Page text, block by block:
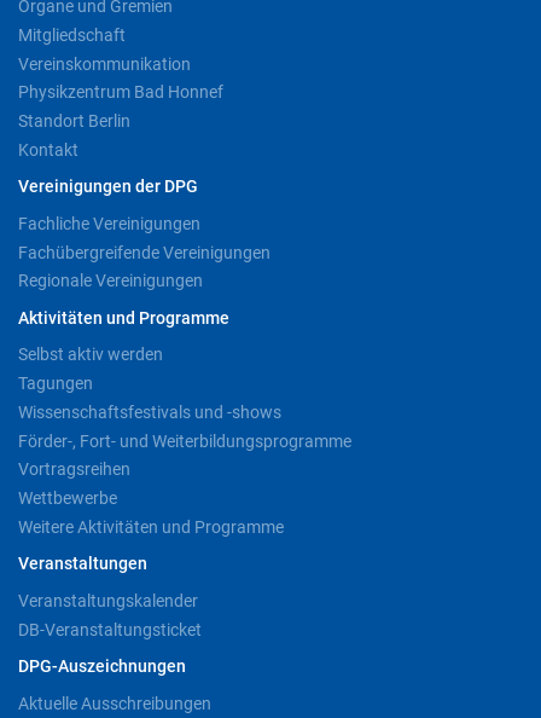
Organe und Gremien
Mitgliedschaft
Vereinskommunikation
Physikzentrum Bad Honnef
Standort Berlin
Kontakt
Vereinigungen der DPG
Fachliche Vereinigungen
Fachübergreifende Vereinigungen
Regionale Vereinigungen
Aktivitäten und Programme
Selbst aktiv werden
Tagungen
Wissenschaftsfestivals und -shows
Förder-, Fort- und Weiterbildungsprogramme
Vortragsreihen
Wettbewerbe
Weitere Aktivitäten und Programme
Veranstaltungen
Veranstaltungskalender
DB-Veranstaltungsticket
DPG-Auszeichnungen
Aktuelle Ausschreibungen